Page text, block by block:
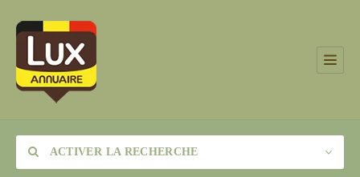
ACTIVER LA RECHERCHE